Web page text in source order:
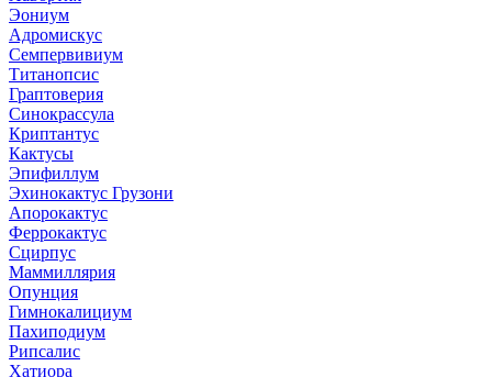
Эониум
Адромискус
Семпервивиум
Титанопсис
Граптоверия
Синокрассула
Криптантус
Кактусы
Эпифиллум
Эхинокактус Грузони
Апорокактус
Феррокактус
Сцирпус
Маммиллярия
Опунция
Гимнокалициум
Пахиподиум
Рипсалис
Хатиора